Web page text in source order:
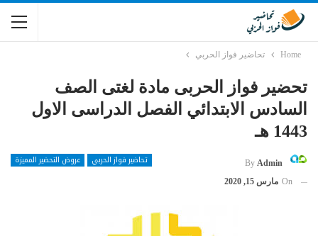
Home تحاضير فواز الحربي
تحضير فواز الحربى مادة لغتى الصف
السادس الابتدائي الفصل الدراسى الاول
1443 هـ
تحاضير فواز الحربي عروض التحضير المميزة By Admin
On مارس 15, 2020